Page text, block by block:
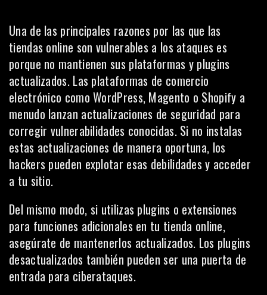
Una de las principales razones por las que las
tiendas online son vulnerables a los ataques es
porque no mantienen sus plataformas y plugins
actualizados. Las plataformas de comercio
electrónico como WordPress, Magento o Shopify a
menudo lanzan actualizaciones de seguridad para
corregir vulnerabilidades conocidas. Si no instalas
estas actualizaciones de manera oportuna, los
hackers pueden explotar esas debilidades y acceder
a tu sitio.
Del mismo modo, si utilizas plugins o extensiones
para funciones adicionales en tu tienda online,
asegúrate de mantenerlos actualizados. Los plugins
desactualizados también pueden ser una puerta de
entrada para ciberataques.